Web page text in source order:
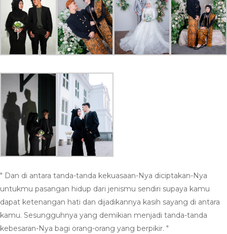
" Dan di antara tanda-tanda kekuasaan-Nya diciptakan-Nya
untukmu pasangan hidup dari jenismu sendiri supaya kamu
dapat ketenangan hati dan dijadikannya kasih sayang di antara
kamu. Sesungguhnya yang demikian menjadi tanda-tanda
kebesaran-Nya bagi orang-orang yang berpikir. "